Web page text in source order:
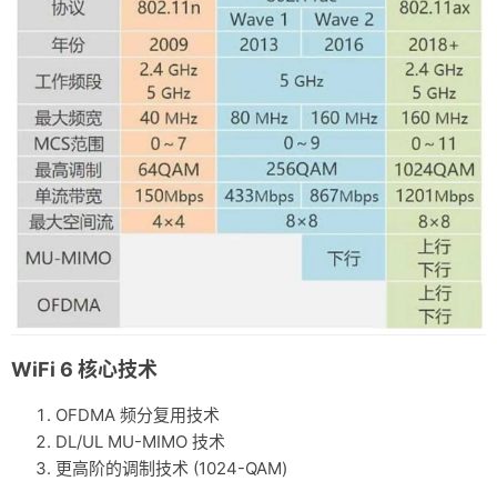
WiFi 6 核心技术
OFDMA 频分复用技术
DL/UL MU-MIMO 技术
更高阶的调制技术 (1024-QAM)